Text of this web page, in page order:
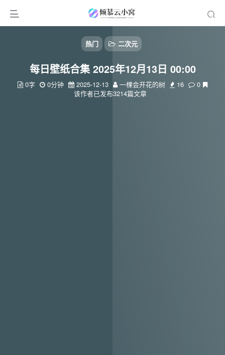
热门 二次元
每日壁纸合集 2025年12月13日 00:00
0字 0分钟 2025-12-13 一棵会开花的树 16
0
该作者已发布3214篇文章